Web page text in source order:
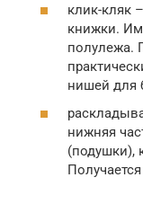
клик-кляк
книжки.
полулежа.
нишей для
нижняя
(подушки),